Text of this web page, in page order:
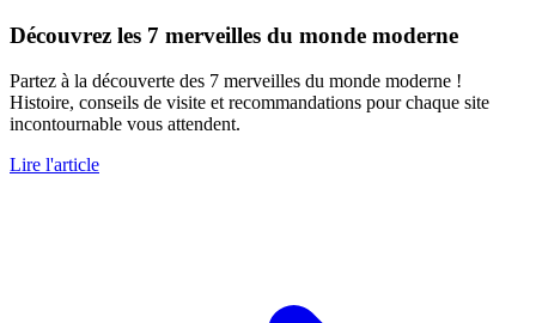
Découvrez les 7 merveilles du monde moderne
Partez à la découverte des 7 merveilles du monde moderne !
Histoire, conseils de visite et recommandations pour chaque site
incontournable vous attendent.
Lire l'article